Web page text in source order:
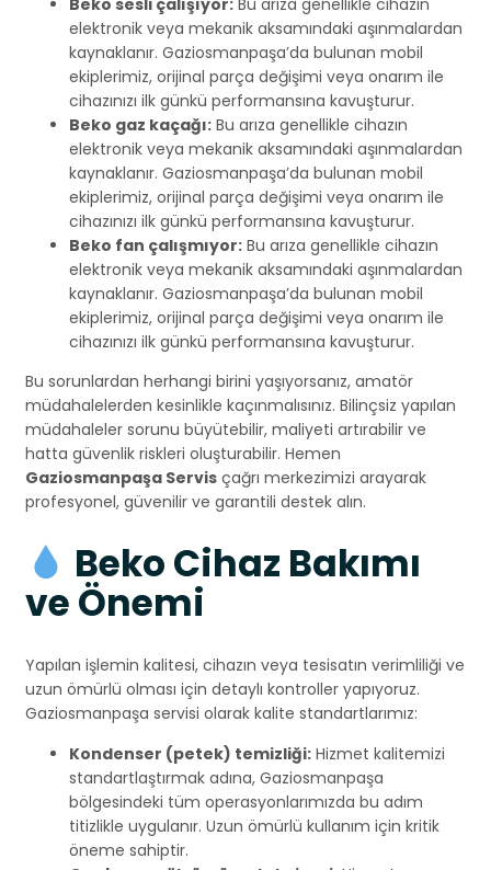
elektronik veya mekanik aksamındaki aşınmalardan
kaynaklanır. Gaziosmanpaşa’da bulunan mobil
ekiplerimiz, orijinal parça değişimi veya onarım ile
cihazınızı ilk günkü performansına kavuşturur.
Beko gaz kaçağı: Bu arıza genellikle cihazın
elektronik veya mekanik aksamındaki aşınmalardan
kaynaklanır. Gaziosmanpaşa’da bulunan mobil
ekiplerimiz, orijinal parça değişimi veya onarım ile
cihazınızı ilk günkü performansına kavuşturur.
Beko fan çalışmıyor: Bu arıza genellikle cihazın
elektronik veya mekanik aksamındaki aşınmalardan
kaynaklanır. Gaziosmanpaşa’da bulunan mobil
ekiplerimiz, orijinal parça değişimi veya onarım ile
cihazınızı ilk günkü performansına kavuşturur.
Bu sorunlardan herhangi birini yaşıyorsanız, amatör
müdahalelerden kesinlikle kaçınmalısınız. Bilinçsiz yapılan
müdahaleler sorunu büyütebilir, maliyeti artırabilir ve
hatta güvenlik riskleri oluşturabilir. Hemen
Gaziosmanpaşa Servis çağrı merkezimizi arayarak
profesyonel, güvenilir ve garantili destek alın.
Beko Cihaz Bakımı
ve Önemi
Yapılan işlemin kalitesi, cihazın veya tesisatın verimliliği ve
uzun ömürlü olması için detaylı kontroller yapıyoruz.
Gaziosmanpaşa servisi olarak kalite standartlarımız:
Kondenser (petek) temizliği: Hizmet kalitemizi
standartlaştırmak adına, Gaziosmanpaşa
bölgesindeki tüm operasyonlarımızda bu adım
titizlikle uygulanır. Uzun ömürlü kullanım için kritik
öneme sahiptir.